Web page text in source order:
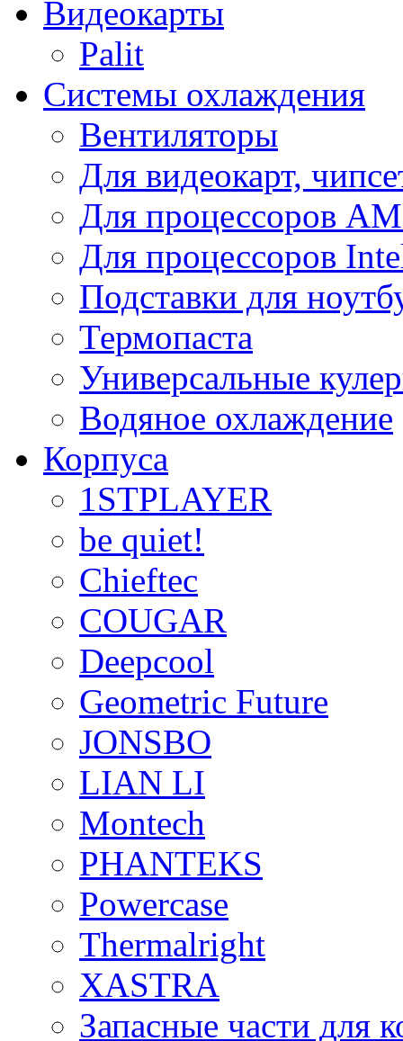
Видеокарты
Palit
Системы охлаждения
Вентиляторы
Для видеокарт,
Для процессоров
Для процессоров
Подставки для
Термопаста
Универсальные
Водяное охлаждение
Корпуса
1STPLAYER
be quiet!
Chieftec
COUGAR
Deepcool
Geometric Future
JONSBO
LIAN LI
Montech
PHANTEKS
Powercase
Thermalright
XASTRA
Запасные части для